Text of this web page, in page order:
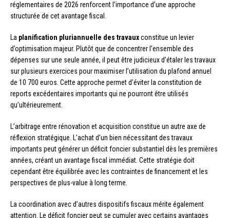
réglementaires de 2026 renforcent l’importance d’une approche
structurée de cet avantage fiscal.
La planification pluriannuelle des travauxconstitue un levier
d’optimisation majeur. Plutôt que de concentrer l’ensemble des
dépenses sur une seule année, il peut être judicieux d’étaler les travaux
sur plusieurs exercices pour maximiser l’utilisation du plafond annuel
de 10 700 euros. Cette approche permet d’éviter la constitution de
reports excédentaires importants qui ne pourront être utilisés
qu’ultérieurement.
L’arbitrage entre rénovation et acquisition constitue un autre axe de
réflexion stratégique. L’achat d’un bien nécessitant des travaux
importants peut générer un déficit foncier substantiel dès les premières
années, créant un avantage fiscal immédiat. Cette stratégie doit
cependant être équilibrée avec les contraintes de financement et les
perspectives de plus-value à long terme.
La coordination avec d’autres dispositifs fiscaux mérite également
attention. Le déficit foncier peut se cumuler avec certains avantages